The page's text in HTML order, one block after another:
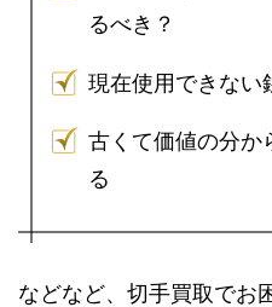
るべき？
現在使用できない
古くて価値の分か
る
などなど、切手買取でお